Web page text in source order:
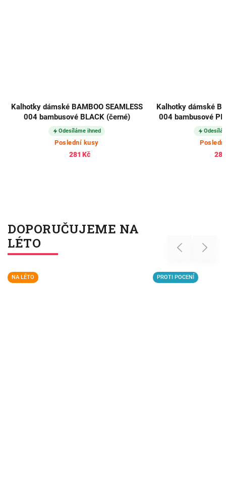
Kalhotky dámské BAMBOO SEAMLESS
004 bambusové BLACK (černé)
Odesíláme ihned
Poslední kusy
281 Kč
Kalhotky dámské
004 bambusové
DOPORUČUJEME NA
LÉTO
Previous
NA LÉTO PROTI POCENÍ
Next